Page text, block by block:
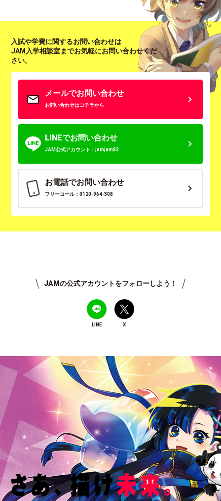
入試や学費に関するお問い合わせは
JAM入学相談室までお気軽にお問い合わせくだ
さい。
メールでお問い合わせ
お問い合わせはコチラから
LINEでお問い合わせ
JAM公式アカウント：jamjam83
お電話でお問い合わせ
フリーコール：0120-964-308
JAMの公式アカウントをフォローしよう！
LINE X